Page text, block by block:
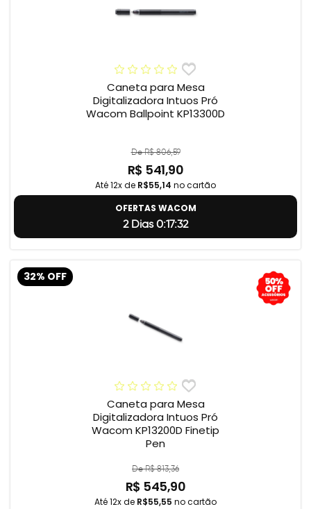
Caneta para Mesa
Digitalizadora Intuos Pró
Wacom Ballpoint KP13300D
De R$ 806,59
R$ 541,90
Até 12x de R$55,14 no cartão
OFERTAS WACOM
2 Dias 0:17:31
32% OFF
Caneta para Mesa
Digitalizadora Intuos Pró
Wacom KP13200D Finetip
Pen
De R$ 813,36
R$ 545,90
Até 12x de R$55,55 no cartão